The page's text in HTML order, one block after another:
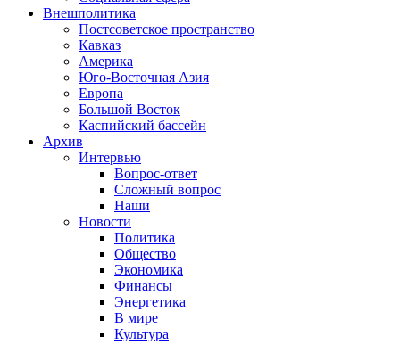
Внешполитика
Постсоветское пространство
Кавказ
Америка
Юго-Восточная Азия
Европа
Большой Восток
Каспийский бассейн
Архив
Интервью
Вопрос-ответ
Сложный вопрос
Наши
Новости
Политика
Общество
Экономика
Финансы
Энергетика
В мире
Культура